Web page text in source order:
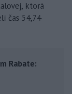
ktorá
čas 54,74
Rabate: